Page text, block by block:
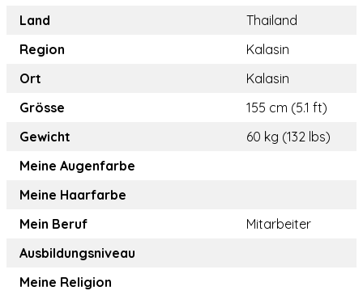
Land
Thailand
Region
Kalasin
Ort
Kalasin
Grösse
155 cm (5.1 ft)
Gewicht
60 kg (132 lbs)
Meine Augenfarbe
Meine Haarfarbe
Mein Beruf
Mitarbeiter
Ausbildungsniveau
Meine Religion